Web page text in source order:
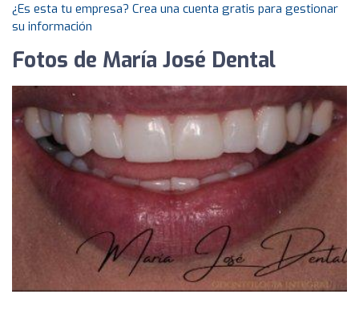
¿Es esta tu empresa? Crea una cuenta gratis para gestionar
su información
Fotos de María José Dental